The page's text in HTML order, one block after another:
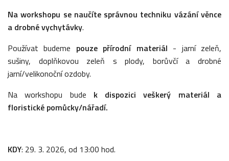
Na workshopu se naučíte správnou techniku vázání věnce
a drobné vychytávky.
Používat budeme pouze přírodní materiál - jarní zeleň,
sušiny, doplňkovou zeleň s plody, borůvčí a drobné
jarní/velikonoční ozdoby.
Na workshopu bude k dispozici veškerý materiál a
floristické pomůcky/nářadí.
KDY: 29. 3. 2026, od 13:00 hod.